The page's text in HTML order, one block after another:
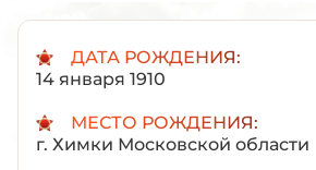
ДАТА РОЖДЕНИЯ:
14 января 1910
МЕСТО РОЖДЕНИЯ:
г. Химки Московской области